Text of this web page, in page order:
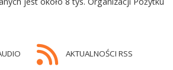
AKTUALNOŚCI RSS